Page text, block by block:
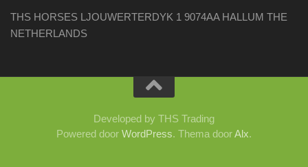
THS HORSES LJOUWERTERDYK 1 9074AA HALLUM THE
NETHERLANDS
Developed by THS Trading
Powered door WordPress. Thema doorAlx.